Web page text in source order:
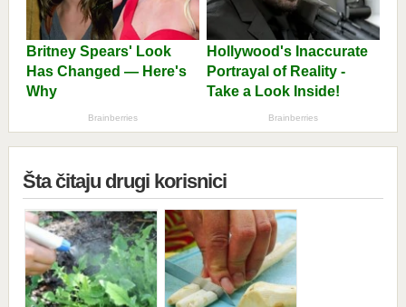
Šta čitaju drugi korisnici